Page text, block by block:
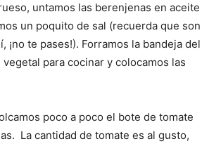
untamos las berenjenas en aceite
un poquito de sal (recuerda que son
¡no te pases!). Forramos la bandeja del
para cocinar y colocamos las
poco a poco el bote de tomate
La cantidad de tomate es al gusto,